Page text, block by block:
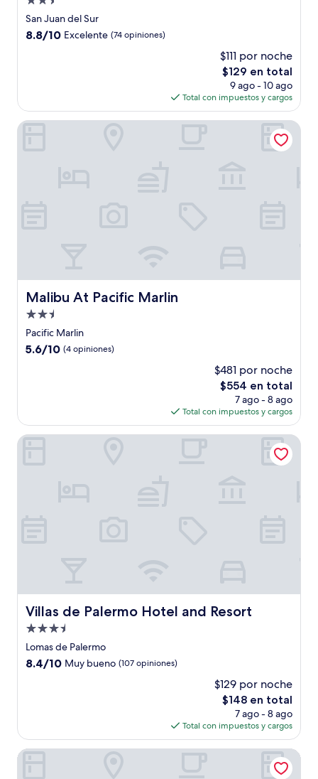
de
2.5
San Juan del Sur
8.8
8.8/10 Excelente (74 opiniones)
$111 por noche
El
precio
actual
es
de
$129 en total
9 ago - 10 ago
Total con impuestos y cargos
Malibu At Pacific Marlin
Malibu At Pacific Marlin
Propiedad
de
2.5
Pacific Marlin
5.6
5.6/10 (4 opiniones)
$481 por noche
El
precio
actual
es
de
$554 en total
7 ago - 8 ago
Total con impuestos y cargos
Malibu At Pacific Marlin
Villas de Palermo Hotel and Resort
Villas de Palermo Hotel and Resort
Propiedad
de
3.5
Lomas de Palermo
8.4
opiniones)
8.4/10 Muy bueno (107 opiniones)
$129 por noche
El
precio
actual
es
de
$148 en total
7 ago - 8 ago
Total con impuestos y cargos
Villas de Palermo Hotel and Resort
Hotel Victoriano